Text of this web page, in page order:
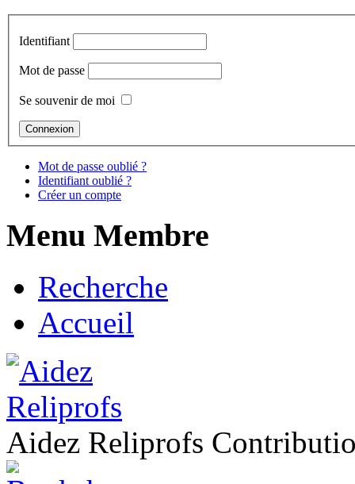
Identifiant
Mot de passe
Se souvenir de moi
Mot de passe oublié ?
Identifiant oublié ?
Créer un compte
Menu Membre
Recherche
Accueil
Aidez Reliprofs